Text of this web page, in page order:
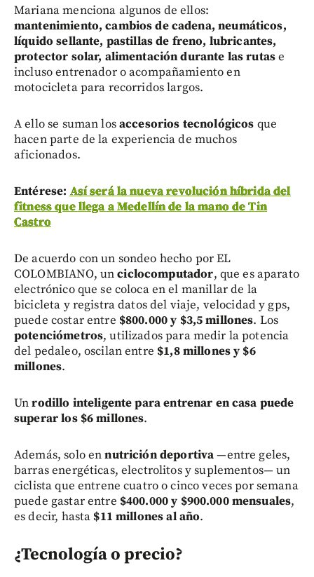
Mariana menciona algunos de ellos:
mantenimiento, cambios de cadena, neumáticos,
líquido sellante, pastillas de freno, lubricantes,
protector solar, alimentación durante las rutase
incluso entrenador o acompañamiento en
motocicleta para recorridos largos.
A ello se suman losaccesorios tecnológicos que
hacen parte de la experiencia de muchos
aficionados.
Entérese: Así será la nueva revolución híbrida del
fitness que llega a Medellín de la mano de Tin
Castro
De acuerdo con un sondeo hecho por EL
COLOMBIANO, unciclocomputador, que es aparato
electrónico que se coloca en el manillar de la
bicicleta y registra datos del viaje, velocidad y gps,
puede costar entre $800.000 y $3,5 millones. Los
potenciómetros, utilizados para medir la potencia
del pedaleo, oscilan entre $1,8 millones y $6
millones.
Unrodillo inteligente para entrenar en casa puede
superar los $6 millones.
Además, solo ennutrición deportiva—entre geles,
barras energéticas, electrolitos y suplementos— un
ciclista que entrene cuatro o cinco veces por semana
puede gastar entre $400.000 y $900.000 mensuales,
es decir, hasta $11 millones al año.
¿Tecnología o precio?